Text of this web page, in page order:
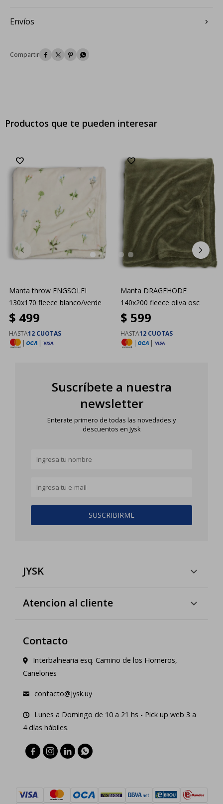
Envíos
   
Productos que te pueden interesar
Manta throw ENGSOLEI
130x170 fleece blanco/verde
$ 499
HASTA12 CUOTAS
|
|
Manta DRAGEHODE
140x200 fleece oliva osc
$ 599
HASTA12 CUOTAS
|
|
Suscríbete a nuestra
newsletter
Enterate primero de todas las novedades y
descuentos en Jysk
SUSCRIBIRME
JYSK
Atencion al cliente
Contacto
Interbalnearia esq. Camino de los Horneros,
Canelones
contacto@jysk.uy
Lunes a Domingo de 10 a 21 hs - Pick up web 3 a
4 días hábiles.
   